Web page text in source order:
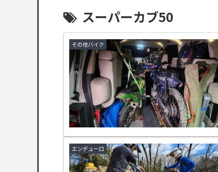
スーパーカブ50
その他バイク
エンデューロ